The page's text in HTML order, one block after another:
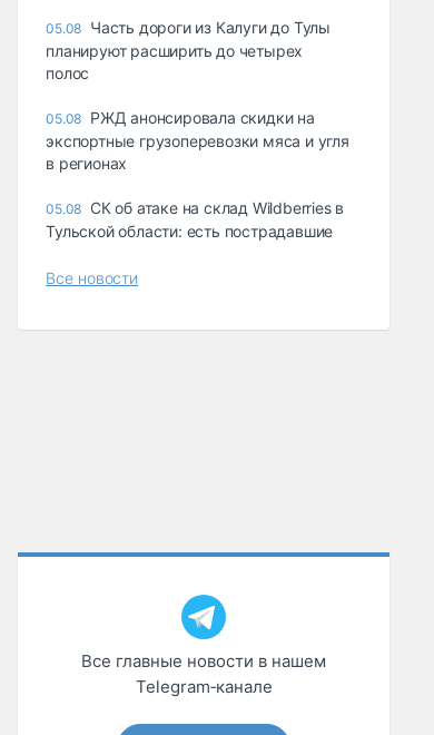
05.08 Часть дороги из Калуги до Тулы
планируют расширить до четырех
полос
05.08 РЖД анонсировала скидки на
экспортные грузоперевозки мяса и угля
в регионах
05.08 СК об атаке на склад Wildberries в
Тульской области: есть пострадавшие
Все новости
Все главные новости в нашем
Telegram‑канале